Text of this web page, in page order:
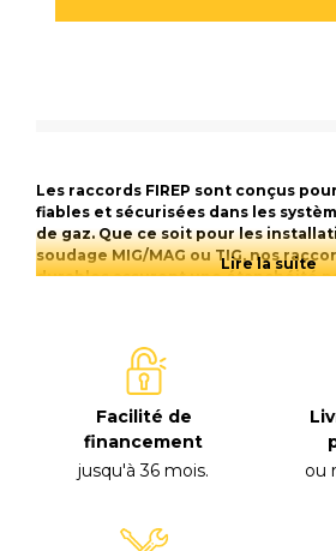
Les raccords FIREP sont conçus
fiables et sécurisées dans les
de gaz. Que ce soit pour les
soudage MIG/MAG ou TIG, nos
durables assurent une étanchéité
Lire la suite
Facilité de
financement
jusqu'à 36 mois.
ou